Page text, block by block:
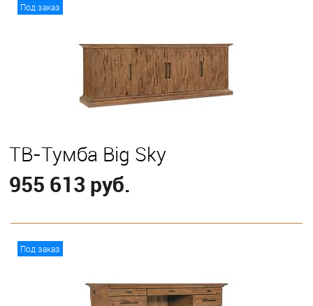
Под заказ
ТВ-Тумба Big Sky
955 613 руб.
Под заказ